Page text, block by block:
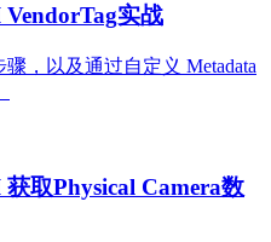
实战
，以及通过自定义 Metadata
取Physical Camera数